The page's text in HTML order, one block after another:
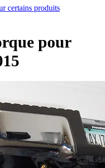
certains produits
pour